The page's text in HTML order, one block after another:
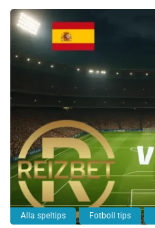
Alla speltips Fotboll tips